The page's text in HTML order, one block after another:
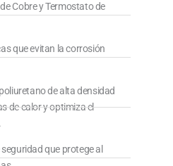
Cobre y Termostato de
que evitan la corrosión
de alta densidad
de calor y optimiza el
que protege al